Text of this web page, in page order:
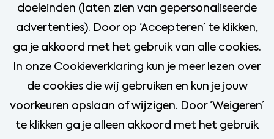
doeleinden (laten zien van gepersonaliseerde
advertenties). Door op ‘Accepteren’ te klikken,
ga je akkoord met het gebruik van alle cookies.
In onze Cookieverklaring kun je meer lezen over
de cookies die wij gebruiken en kun je jouw
voorkeuren opslaan of wijzigen. Door ‘Weigeren’
te klikken ga je alleen akkoord met het gebruik
Bekijk vacature
Meer vacatures